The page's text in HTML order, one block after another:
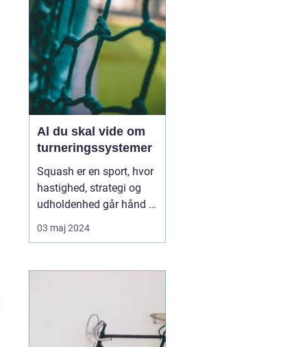
fællesskab, indsats og
gode oplevelser. Når
arrangører leder efter 02
januar 2026
Al du skal vide om
turneringssystemer
Squash er en sport, hvor
hastighed, strategi og
udholdenhed går hånd i
hånd. Den test af fysisk
og mental styrke, som
har gjort den yderst
squashturneringer,
kræves der et pålideligt
03 maj 2024